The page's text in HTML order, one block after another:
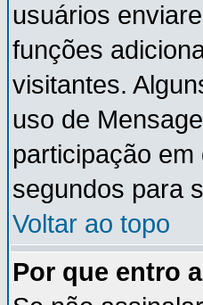
usuários
funções
visitantes.
uso de
participação
segundos para
Voltar ao topo
Por que entro